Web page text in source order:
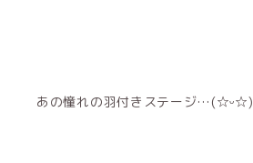
あの憧れの羽付きステージ…(☆ᵕ☆)